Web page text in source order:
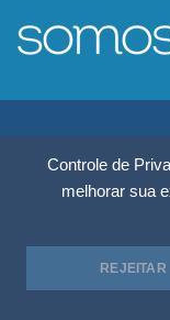
Controle de
melhorar sua
REJEITAR
Sistema OCB
Macalão, 4675 -